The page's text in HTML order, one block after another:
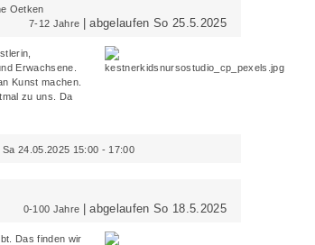
Oetken
7-12 Jahre | abgelaufen So 25.5.2025
Erwachsene.
Kunst machen.
zu uns. Da
24.05.2025 15:00 - 17:00
0-100 Jahre | abgelaufen So 18.5.2025
Das finden wir